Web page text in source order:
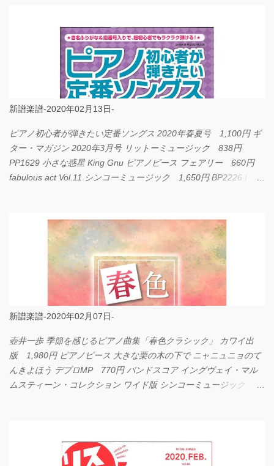
新譜楽譜-2020年02月13日-
ピアノ初心者が弾きたい定番ソングス 2020年春夏号 1,100円 ギ
ター・マガジン 2020年3月号 リットーミュージック 838円
PP1629 小さな惑星 King Gnu ピアノピース フェアリー 660円
fabulous act Vol.11 シンコーミュージック 1,650円 BP2226 I
新譜楽譜-2020年02月07日-
壺井一歩 季節を感じるピアノ曲集「春色クラシック」 カワイ出
版 1,980円 ピアノピース 大きな栗の木の下で ニャニュニョのて
んきよほう デプロMP 770円 バンドスコア イングヴェイ・マル
ムスティーン・コレクション ワイド版 シンコーミュージック